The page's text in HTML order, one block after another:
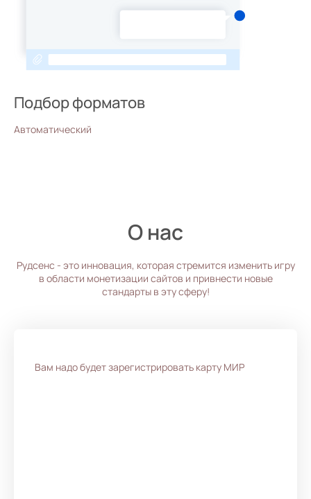
Подбор форматов
Автоматический
О нас
Рудсенс - это инновация, которая стремится изменить игру
в области монетизации сайтов и привнести новые
стандарты в эту сферу!
Вам надо будет зарегистрировать карту МИР